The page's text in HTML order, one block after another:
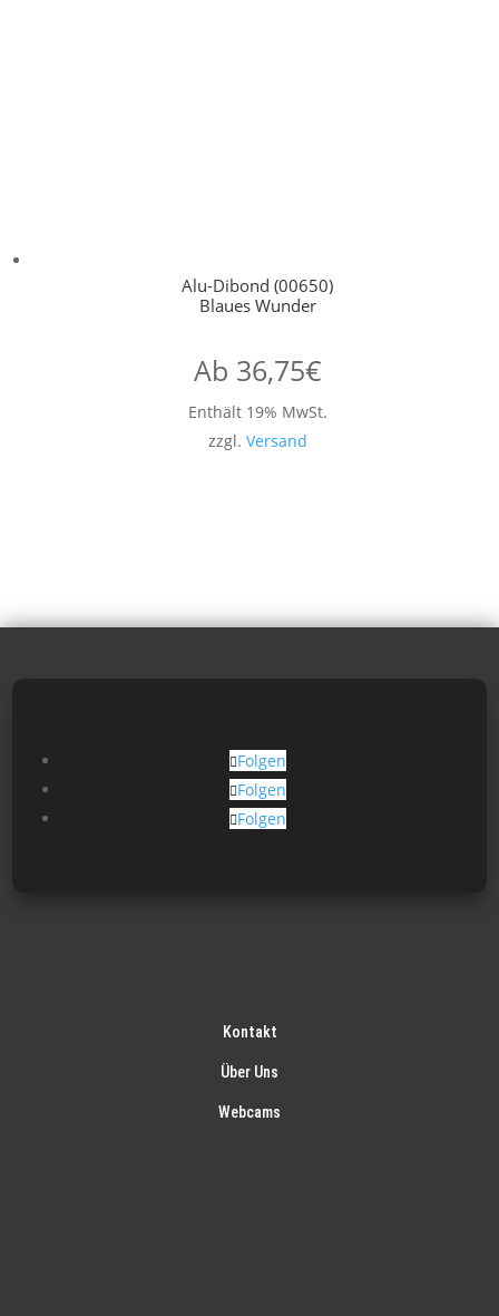
Alu-Dibond (00650)
Blaues Wunder
Ab 36,75€
Enthält 19% MwSt.
zzgl. Versand
Folgen
Folgen
Folgen
Kontakt
Über Uns
Webcams